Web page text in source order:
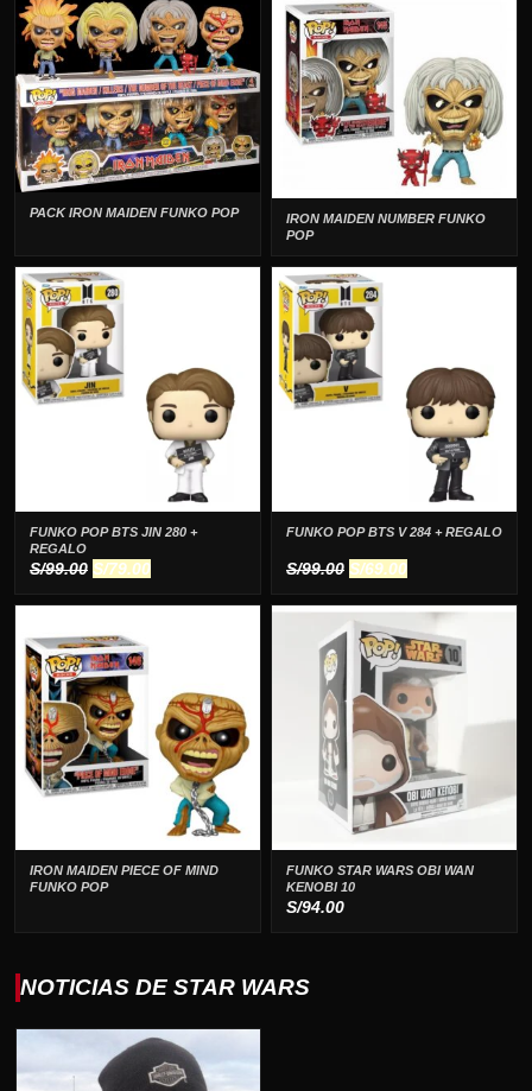
PACK IRON MAIDEN FUNKO POP
IRON MAIDEN NUMBER FUNKO
POP
FUNKO POP BTS JIN 280 +
REGALO
S/99.00 El
era:
S/99.00.
S/79.00El
FUNKO POP BTS V 284 + REGALO
S/99.00 El
original
era:
S/99.00.
S/69.00El
actual
es:
S/69.00.
IRON MAIDEN PIECE OF MIND
FUNKO POP
FUNKO STAR WARS OBI WAN
KENOBI 10
S/94.00
NOTICIAS DE STAR WARS